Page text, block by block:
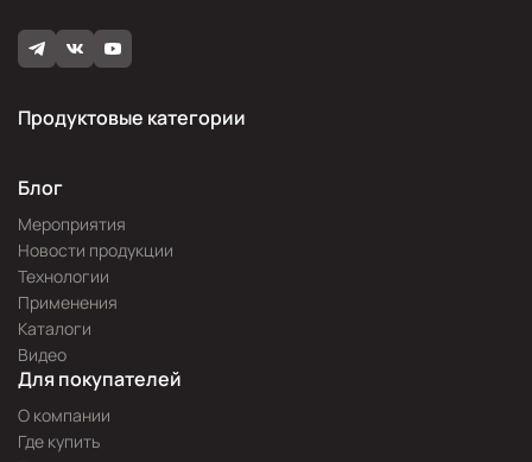
Продуктовые категории
Блог
Мероприятия
Новости продукции
Технологии
Применения
Каталоги
Видео
Для покупателей
О компании
Где купить